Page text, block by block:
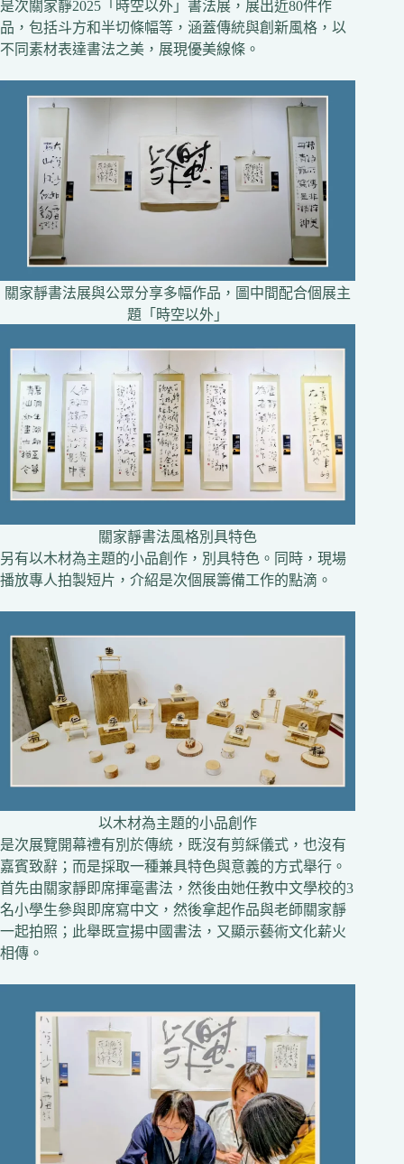
是次關家靜2025「時空以外」書法展，展出近80件作
品，包括斗方和半切條幅等，涵蓋傳統與創新風格，以
不同素材表達書法之美，展現優美線條。
關家靜書法展與公眾分享多幅作品，圖中間配合個展主
題「時空以外」
關家靜書法風格別具特色
另有以木材為主題的小品創作，別具特色。同時，現場
播放專人拍製短片，介紹是次個展籌備工作的點滴。
以木材為主題的小品創作
是次展覽開幕禮有別於傳統，既沒有剪綵儀式，也沒有
嘉賓致辭；而是採取一種兼具特色與意義的方式舉行。
首先由關家靜即席揮毫書法，然後由她任教中文學校的3
名小學生參與即席寫中文，然後拿起作品與老師關家靜
一起拍照；此舉既宣揚中國書法，又顯示藝術文化薪火
相傳。